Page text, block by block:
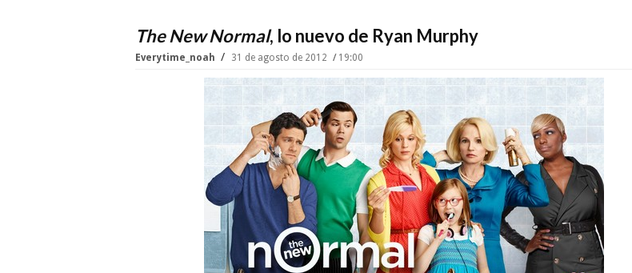
The New Normal, lo nuevo de Ryan Murphy
Everytime_noah 31 de agosto de 2012 19:00